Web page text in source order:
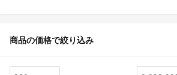
商品の価格で絞り込み